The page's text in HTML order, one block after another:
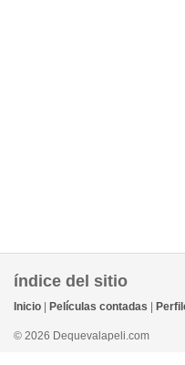
índice del sitio
Inicio Películas contadas
© 2026 Dequevalapeli.com